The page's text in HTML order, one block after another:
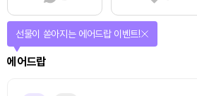
에어드랍
선물이 쏟아지는 에어드랍 이벤트!